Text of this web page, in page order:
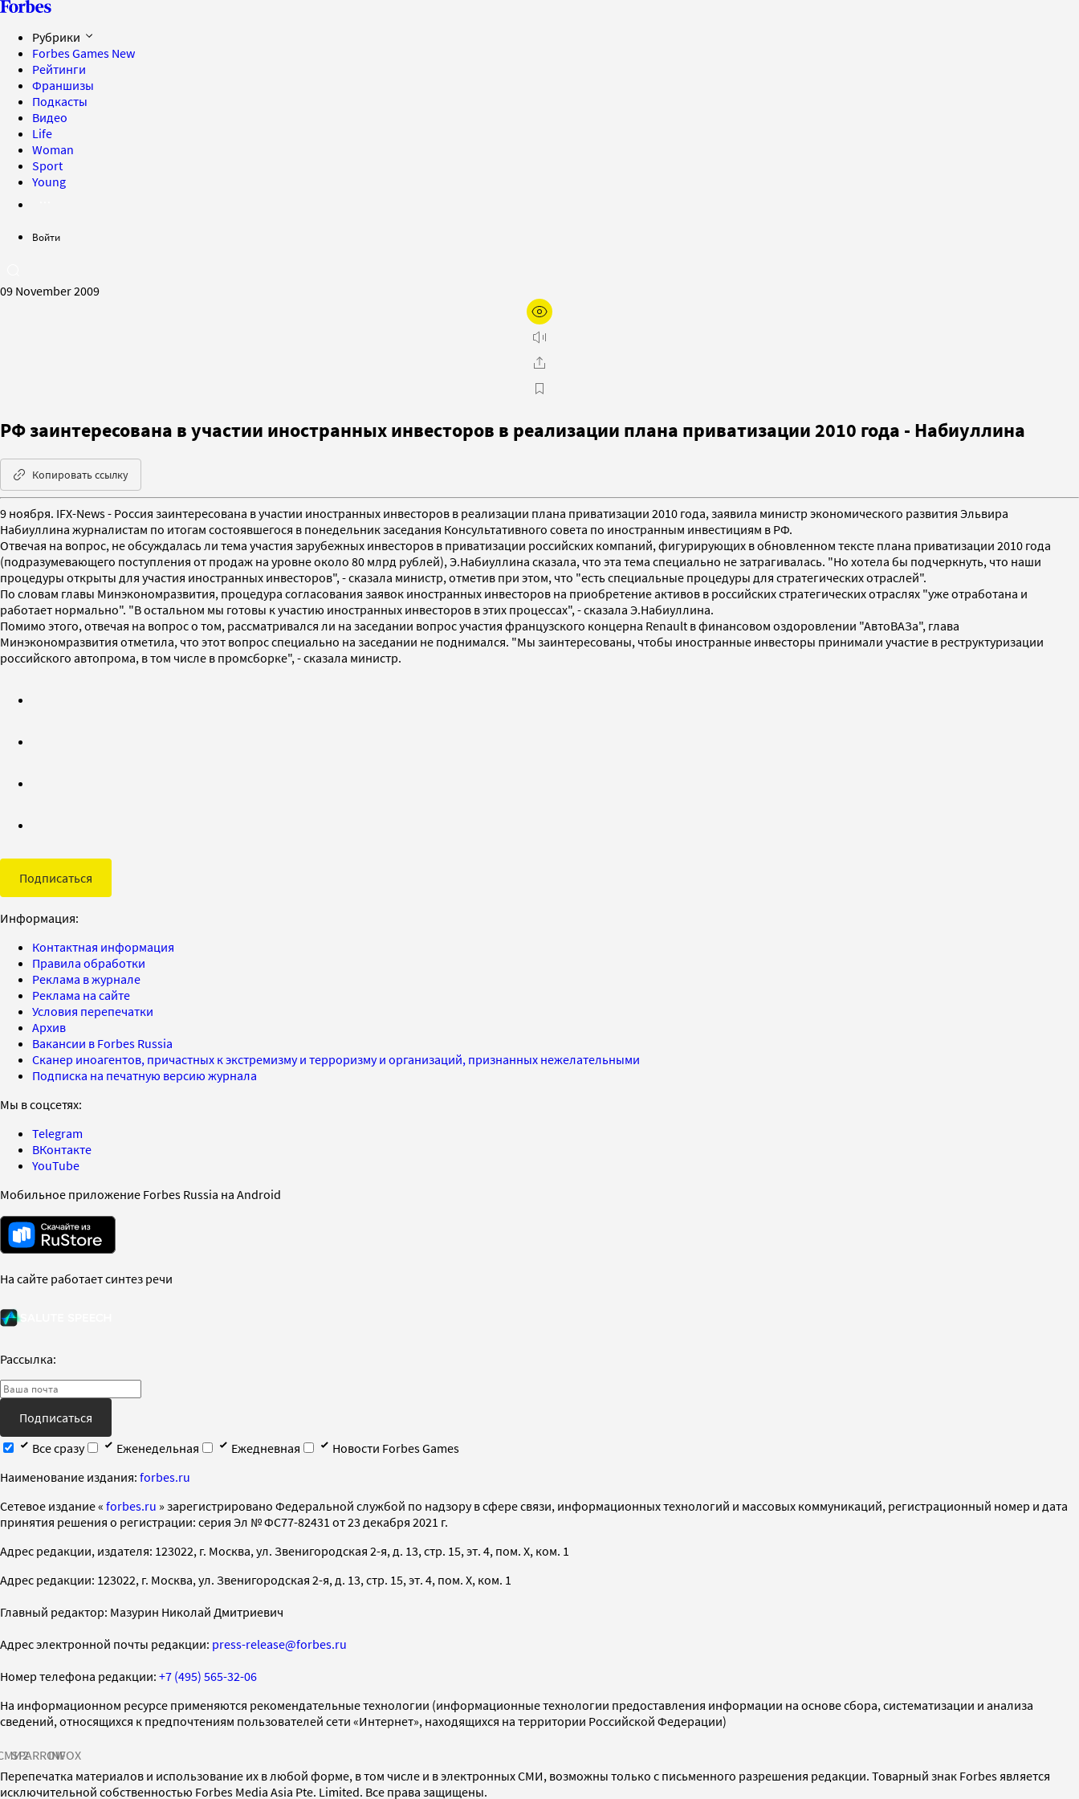
Рубрики
Forbes Games New
Рейтинги
Франшизы
Подкасты
Видео
Life
Woman
Sport
Young
Войти
09 November 2009
РФ заинтересована в участии иностранных инвесторов в реализации плана приватизации 2010 года - Набиуллина
Копировать ссылку
9 ноября. IFX-News - Россия заинтересована в участии иностранных инвесторов в реализации плана приватизации 2010 года, заявила министр экономического развития Эльвира
Набиуллина журналистам по итогам состоявшегося в понедельник заседания Консультативного совета по иностранным инвестициям в РФ.
Отвечая на вопрос, не обсуждалась ли тема участия зарубежных инвесторов в приватизации российских компаний, фигурирующих в обновленном тексте плана приватизации 2010 года
(подразумевающего поступления от продаж на уровне около 80 млрд рублей), Э.Набиуллина сказала, что эта тема специально не затрагивалась. "Но хотела бы подчеркнуть, что наши
процедуры открыты для участия иностранных инвесторов", - сказала министр, отметив при этом, что "есть специальные процедуры для стратегических отраслей".
По словам главы Минэкономразвития, процедура согласования заявок иностранных инвесторов на приобретение активов в российских стратегических отраслях "уже отработана и
работает нормально". "В остальном мы готовы к участию иностранных инвесторов в этих процессах", - сказала Э.Набиуллина.
Помимо этого, отвечая на вопрос о том, рассматривался ли на заседании вопрос участия французского концерна Renault в финансовом оздоровлении "АвтоВАЗа", глава
Минэкономразвития отметила, что этот вопрос специально на заседании не поднимался. "Мы заинтересованы, чтобы иностранные инвесторы принимали участие в реструктуризации
российского автопрома, в том числе в промсборке", - сказала министр.
Подписаться
Информация:
Контактная информация
Правила обработки
Реклама в журнале
Реклама на сайте
Условия перепечатки
Архив
Вакансии в Forbes Russia
Сканер иноагентов, причастных к экстремизму и терроризму и организаций, признанных нежелательными
Подписка на печатную версию журнала
Мы в соцсетях:
Telegram
ВКонтакте
YouTube
Мобильное приложение Forbes Russia на Android
На сайте работает синтез речи
Рассылка:
Подписаться
Все сразу
Еженедельная Ежедневная
Новости Forbes Games
Наименование издания: forbes.ru
Cетевое издание « forbes.ru » зарегистрировано Федеральной службой по надзору в сфере связи, информационных технологий и массовых коммуникаций, регистрационный номер и дата
принятия решения о регистрации: серия Эл № ФС77-82431 от 23 декабря 2021 г.
Адрес редакции, издателя: 123022, г. Москва, ул. Звенигородская 2-я, д. 13, стр. 15, эт. 4, пом. X, ком. 1
Адрес редакции: 123022, г. Москва, ул. Звенигородская 2-я, д. 13, стр. 15, эт. 4, пом. X, ком. 1
Главный редактор: Мазурин Николай Дмитриевич
Адрес электронной почты редакции: press-release@forbes.ru
Номер телефона редакции: +7 (495) 565-32-06
На информационном ресурсе применяются рекомендательные технологии (информационные технологии предоставления информации на основе сбора, систематизации и анализа
сведений, относящихся к предпочтениям пользователей сети «Интернет», находящихся на территории Российской Федерации)
SPARROWINFOX
Перепечатка материалов и использование их в любой форме, в том числе и в электронных СМИ, возможны только с письменного разрешения редакции. Товарный знак Forbes является
исключительной собственностью Forbes Media Asia Pte. Limited. Все права защищены.